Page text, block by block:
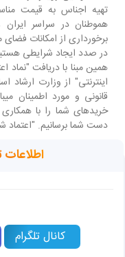
تهیه اجناس به قیمت
هموطنان در سراسر
برخورداری از امکانات
در صدد ایجاد شرایطی
همین مبنا با دریافت "نماد
اینترنتی" از وزارت ارشاد
قانونی و مورد اطمینان
خریدهای شما را با
دست شما برسانیم.
کانال تلگرام